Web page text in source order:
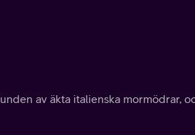
av äkta italienska mormödrar,